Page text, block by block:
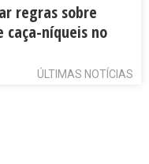
regras sobre
caça-níqueis no
ÚLTIMAS NOTÍCIAS